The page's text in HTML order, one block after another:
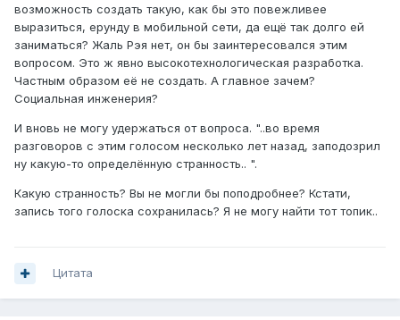
возможность создать такую, как бы это повежливее
выразиться, ерунду в мобильной сети, да ещё так долго ей
заниматься? Жаль Рэя нет, он бы заинтересовался этим
вопросом. Это ж явно высокотехнологическая разработка.
Частным образом её не создать. А главное зачем?
Социальная инженерия?
И вновь не могу удержаться от вопроса. "..во время
разговоров с этим голосом несколько лет назад, заподозрил
ну какую-то определённую странность.. ".
Какую странность? Вы не могли бы поподробнее? Кстати,
запись того голоска сохранилась? Я не могу найти тот топик..
Цитата